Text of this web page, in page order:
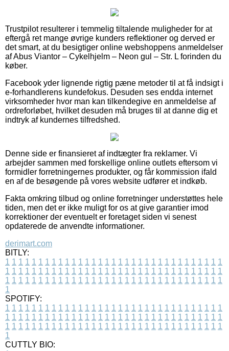
Trustpilot resulterer i temmelig tiltalende muligheder for at
eftergå ret mange øvrige kunders reflektioner og derved er
det smart, at du besigtiger online webshoppens anmeldelser
af Abus Viantor – Cykelhjelm – Neon gul – Str. L forinden du
køber.
Facebook yder lignende rigtig pæne metoder til at få indsigt i
e-forhandlerens kundefokus. Desuden ses endda internet
virksomheder hvor man kan tilkendegive en anmeldelse af
ordreforløbet, hvilket desuden må bruges til at danne dig et
indtryk af kundernes tilfredshed.
Denne side er finansieret af indtægter fra reklamer. Vi
arbejder sammen med forskellige online outlets eftersom vi
formidler forretningernes produkter, og får kommission ifald
en af de besøgende på vores website udfører et indkøb.
Fakta omkring tilbud og online forretninger understøttes hele
tiden, men det er ikke muligt for os at give garantier imod
korrektioner der eventuelt er foretaget siden vi senest
opdaterede de anvendte informationer.
derimart.com
BITLY:
1 1 1 1 1 1 1 1 1 1 1 1 1 1 1 1 1 1 1 1 1 1 1 1 1 1 1 1 1 1 1 1 1
1 1 1 1 1 1 1 1 1 1 1 1 1 1 1 1 1 1 1 1 1 1 1 1 1 1 1 1 1 1 1 1 1
1 1 1 1 1 1 1 1 1 1 1 1 1 1 1 1 1 1 1 1 1 1 1 1 1 1 1 1 1 1 1 1 1
1
SPOTIFY:
1 1 1 1 1 1 1 1 1 1 1 1 1 1 1 1 1 1 1 1 1 1 1 1 1 1 1 1 1 1 1 1 1
1 1 1 1 1 1 1 1 1 1 1 1 1 1 1 1 1 1 1 1 1 1 1 1 1 1 1 1 1 1 1 1 1
1 1 1 1 1 1 1 1 1 1 1 1 1 1 1 1 1 1 1 1 1 1 1 1 1 1 1 1 1 1 1 1 1
1
CUTTLY BIO: